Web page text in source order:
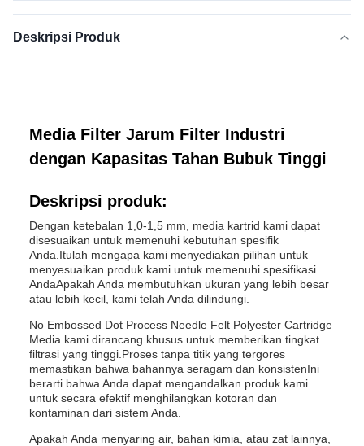
Deskripsi Produk
Media Filter Jarum Filter Industri
dengan Kapasitas Tahan Bubuk Tinggi
Deskripsi produk:
Dengan ketebalan 1,0-1,5 mm, media kartrid kami dapat
disesuaikan untuk memenuhi kebutuhan spesifik
Anda.Itulah mengapa kami menyediakan pilihan untuk
menyesuaikan produk kami untuk memenuhi spesifikasi
AndaApakah Anda membutuhkan ukuran yang lebih besar
atau lebih kecil, kami telah Anda dilindungi.
No Embossed Dot Process Needle Felt Polyester Cartridge
Media kami dirancang khusus untuk memberikan tingkat
filtrasi yang tinggi.Proses tanpa titik yang tergores
memastikan bahwa bahannya seragam dan konsistenIni
berarti bahwa Anda dapat mengandalkan produk kami
untuk secara efektif menghilangkan kotoran dan
kontaminan dari sistem Anda.
Apakah Anda menyaring air, bahan kimia, atau zat lainnya,